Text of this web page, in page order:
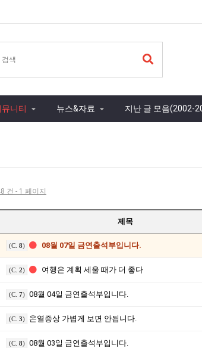
니티 뉴스&자료 지난 글 모음(2002-
건 - 1 페이지
제목
(C. 8) 08월 07일 금연출석부입니다.
(C. 2) 여행은 계획 세울 때가 더 좋다
(C. 7) 08월 04일 금연출석부입니다.
(C. 3) 온열증상 가볍게 보면 안됩니다.
(C. 8) 08월 03일 금연출석부입니다.